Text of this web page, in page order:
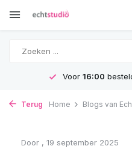
Voor 16:00
Terug Home Blogs van
Door , 19 september 2025